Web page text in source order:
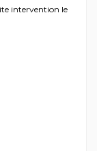
intervention le